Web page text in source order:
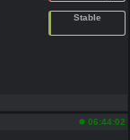
Stable
06:44:02